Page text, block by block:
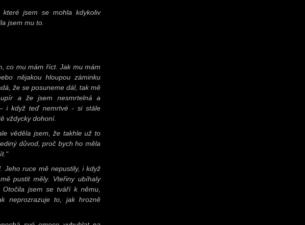
jsem se mohla kdykoliv
jsem mu to.
co mu mám říct. Jak mu mám
nějakou hloupou záminku
že se posuneme dál, tak mě
a že jsem nesmrtelná a
i když teď nemrtvé - si stále
vždycky dohoní.
věděla jsem, že takhle už to
důvod, proč bych ho měla
Jeho ruce mě nepustily, i když
pustit měly. Vteřiny ubíhaly
jsem se tváří k němu,
neprozrazuje to, jak hrozně